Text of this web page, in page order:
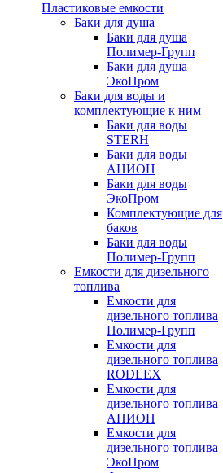
Пластиковые емкости
Баки для душа
Баки для душа
Полимер-Групп
Баки для душа
ЭкоПром
Баки для воды и
комплектующие к ним
Баки для воды
STERH
Баки для воды
АНИОН
Баки для воды
ЭкоПром
Комплектующие для
баков
Баки для воды
Полимер-Групп
Емкости для дизельного
топлива
Емкости для
дизельного топлива
Полимер-Групп
Емкости для
дизельного топлива
RODLEX
Емкости для
дизельного топлива
АНИОН
Емкости для
дизельного топлива
ЭкоПром